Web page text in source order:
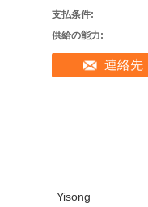
支払条件:
供給の能力:
連絡先
Yisong